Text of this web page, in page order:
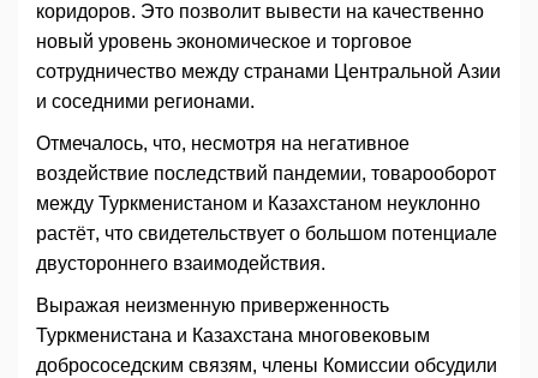
коридоров. Это позволит вывести на качественно
новый уровень экономическое и торговое
сотрудничество между странами Центральной Азии
и соседними регионами.
Отмечалось, что, несмотря на негативное
воздействие последствий пандемии, товарооборот
между Туркменистаном и Казахстаном неуклонно
растёт, что свидетельствует о большом потенциале
двустороннего взаимодействия.
Выражая неизменную приверженность
Туркменистана и Казахстана многовековым
добрососедским связям, члены Комиссии обсудили